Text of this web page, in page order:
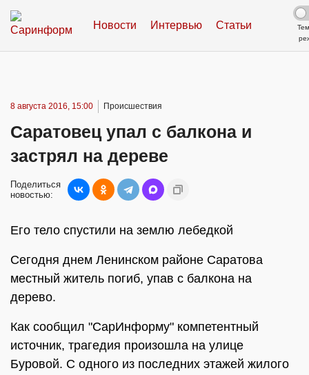
Новости Интервью Статьи
8 августа 2016, 15:00 Происшествия
Саратовец упал с балкона и
застрял на дереве
Поделиться
новостью:
Его тело спустили на землю лебедкой
Сегодня днем Ленинском районе Саратова
местный житель погиб, упав с балкона на
дерево.
Как сообщил "СарИнформу" компетентный
источник, трагедия произошла на улице
Буровой. С одного из последних этажей жилого